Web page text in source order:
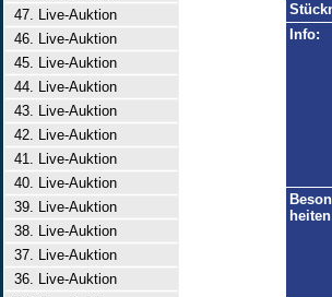
47. Live-Auktion
46. Live-Auktion
45. Live-Auktion
44. Live-Auktion
43. Live-Auktion
42. Live-Auktion
41. Live-Auktion
40. Live-Auktion
39. Live-Auktion
38. Live-Auktion
37. Live-Auktion
36. Live-Auktion
Info: